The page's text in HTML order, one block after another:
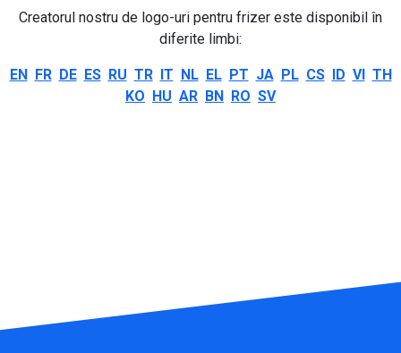
Creatorul nostru de logo-uri pentru frizer este disponibil în
diferite limbi:
EN FR DE ES RU TR IT NL EL PT JA PL CS ID VI TH
KO HU AR BN RO SV